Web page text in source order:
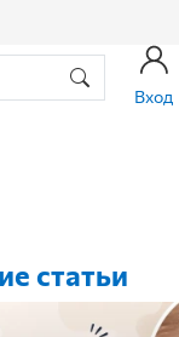
Вход
статьи